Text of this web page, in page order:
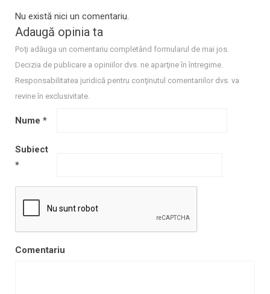
Nu există nici un comentariu.
Adaugă opinia ta
Poţi adăuga un comentariu completând formularul de mai jos.
Decizia de publicare a opiniilor dvs. ne aparţine în întregime.
Responsabilitatea juridică pentru conţinutul comentariilor dvs. va
revine în exclusivitate.
Nume *
Subiect
*
Comentariu